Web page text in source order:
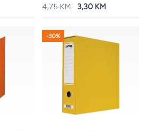
4,75 KM
3,30 KM
-30%